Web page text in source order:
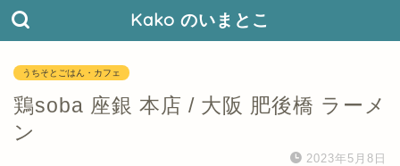
Kako のいまとこ
うちそとごはん・カフェ
鶏soba 座銀 本店 / 大阪 肥後橋 ラーメ
ン
2023年5月8日